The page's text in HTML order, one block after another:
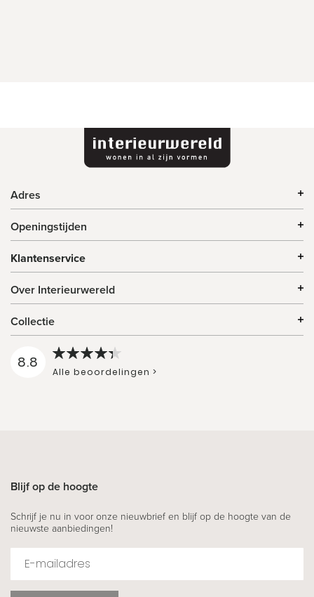
Adres
Openingstijden
Klantenservice
Over Interieurwereld
Collectie
8.8
Alle beoordelingen >
Blijf op de hoogte
Schrijf je nu in voor onze nieuwbrief en blijf op de hoogte van de
nieuwste aanbiedingen!